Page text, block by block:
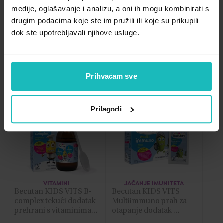
medije, oglašavanje i analizu, a oni ih mogu kombinirati s
drugim podacima koje ste im pružili ili koje su prikupili
dok ste upotrebljavali njihove usluge.
Prihvaćam sve
Prilagodi
Zdravlje muškarca
Zdravlje žene
Minerali
Probiotici i prebiotici
Važna obavijest prema Zakonu o zaštiti potrošača.
Filtriraj Relevantnost
Najniža cijena
Najviša cijena
VITAMINI
Becutan KIDS VITS B-
complex tekući dodatak
prehrani s vitaminima B
PP
JAČANJE IMUNITETA
Becutan KIDS VITS
Multiimmuno prah za
otapanje dodatak